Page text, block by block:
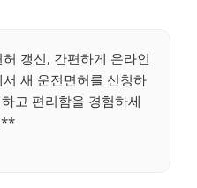
갱신, 간편하게 온라인
새 운전면허를 신청하
고 편리함을 경험하세